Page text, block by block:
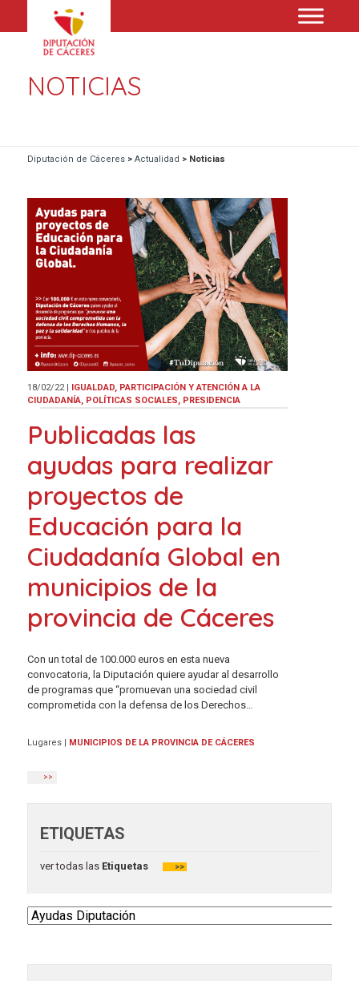
NOTICIAS
Diputación de Cáceres> Actualidad > Noticias
18/02/22
IGUALDAD, PARTICIPACIÓN Y ATENCIÓN A LA
CIUDADANÍA, POLÍTICAS SOCIALES, PRESIDENCIA
Publicadas las
ayudas para realizar
proyectos de
Educación para la
Ciudadanía Global en
municipios de la
provincia de Cáceres
Con un total de 100.000 euros en esta nueva
convocatoria, la Diputación quiere ayudar al desarrollo
de programas que “promuevan una sociedad civil
comprometida con la defensa de los Derechos…
Lugares MUNICIPIOS DE LA PROVINCIA DE CÁCERES
>>
ETIQUETAS
ver todas las Etiquetas >>